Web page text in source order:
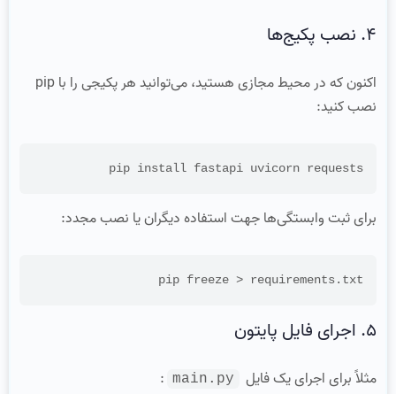
۴. نصب پکیج‌ها
اکنون که در محیط مجازی هستید، می‌توانید هر پکیجی را با pip
نصب کنید:
pip install fastapi uvicorn requests
برای ثبت وابستگی‌ها جهت استفاده دیگران یا نصب مجدد:
pip freeze > requirements.txt
۵. اجرای فایل پایتون
مثلاً برای اجرای یک فایل main.py
: